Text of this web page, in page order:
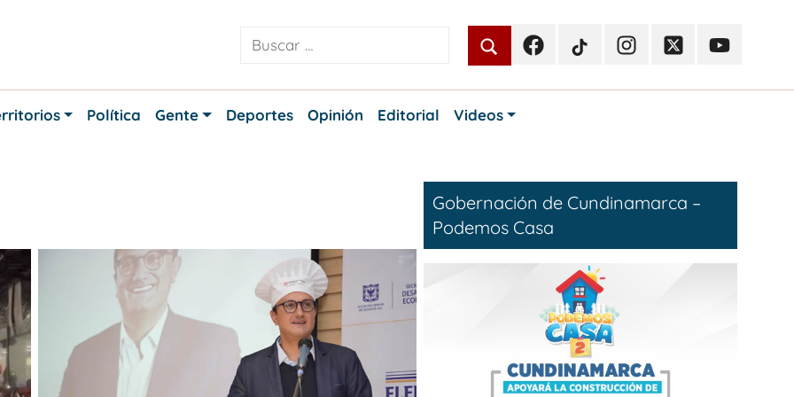
FacebookTikTokInstagramTwitterYoutube
Política Gente Deportes Opinión Editorial Videos
Gobernación de Cundinamarca –
Podemos Casa